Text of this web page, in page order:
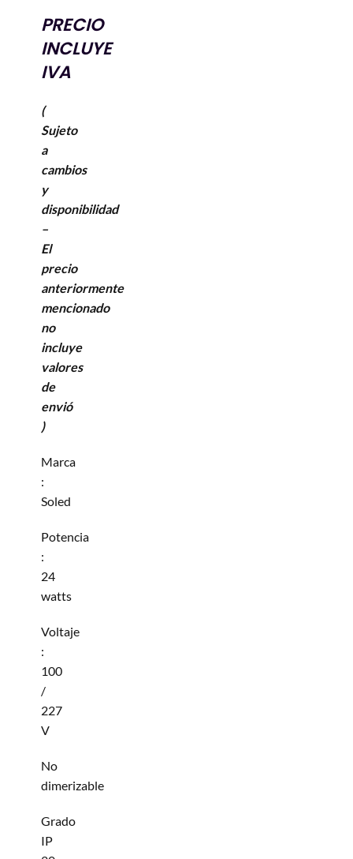
PRECIO
INCLUYE
IVA
(
Sujeto
a
cambios
y
disponibilidad
–
El
precio
anteriormente
mencionado
no
incluye
valores
de
envió
)
Marca
:
Soled
Potencia
:
24
watts
Voltaje
:
100
/
227
V
No
dimerizable
Grado
IP